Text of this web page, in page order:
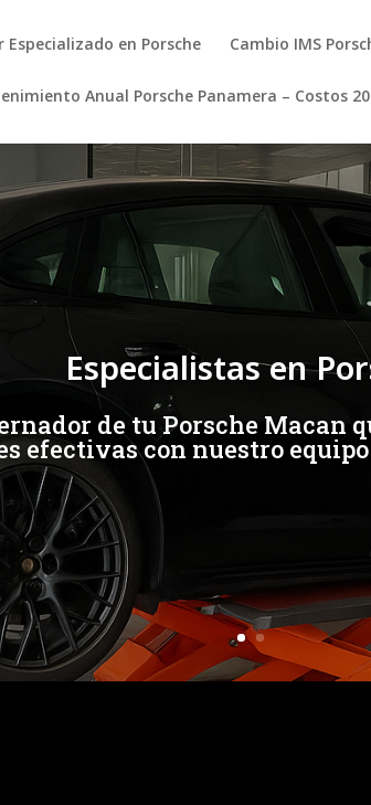
Especializado en Porsche Cambio IMS
Anual Porsche Panamera – Costos
Especialistas en
de tu Porsche Macan
efectivas con nuestro